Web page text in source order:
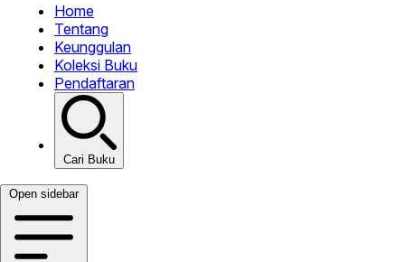
Home
Tentang
Keunggulan
Koleksi Buku
Pendaftaran
Cari Buku
Open sidebar